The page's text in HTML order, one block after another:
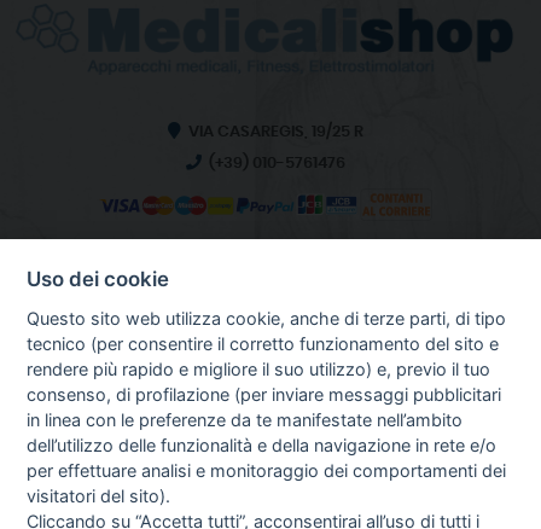
VIA CASAREGIS, 19/25 R
(+39) 010-5761476
HOME
CHI SIAMO
NOTIZIE
CONTATTI
GUIDA AGLI ACQUISTI
PROCEDURA DI ACQUISTO
PAGAMENTI
Uso dei cookie
Questo sito web utilizza cookie, anche di terze parti, di tipo
tecnico (per consentire il corretto funzionamento del sito e
rendere più rapido e migliore il suo utilizzo) e, previo il tuo
consenso, di profilazione (per inviare messaggi pubblicitari
in linea con le preferenze da te manifestate nell’ambito
dell’utilizzo delle funzionalità e della navigazione in rete e/o
per effettuare analisi e monitoraggio dei comportamenti dei
visitatori del sito).
Cliccando su “Accetta tutti”, acconsentirai all’uso di tutti i